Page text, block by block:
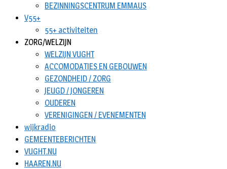
BEZINNINGSCENTRUM EMMAUS
V55+
55+ activiteiten
ZORG/WELZIJN
WELZIJN VUGHT
ACCOMODATIES EN GEBOUWEN
GEZONDHEID / ZORG
JEUGD / JONGEREN
OUDEREN
VERENIGINGEN / EVENEMENTEN
wijkradio
GEMEENTEBERICHTEN
VUGHT.NU
HAAREN.NU